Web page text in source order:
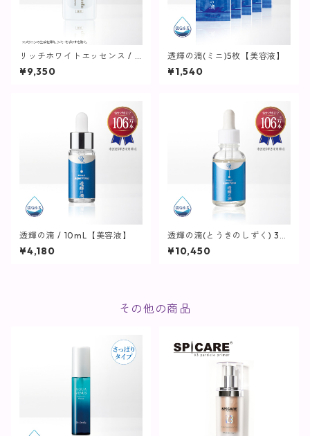
リッチホワイトエッセンス / 3
0mL【美容液】
¥9,350
透輝の滴(ミニ)5枚【美容液】
¥1,540
透輝の滴 / 10mL【美容液】
¥4,180
透輝の滴(とうきのしずく) 30
mL【美容液】
¥10,450
その他の商品